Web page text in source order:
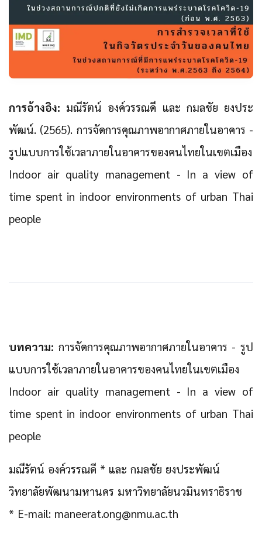
การอ้างอิง: มณีรัตน์ องค์วรรณดี และ กมลชัย ยงประ
พัฒน์. (2565). การจัดการคุณภาพอากาศภายในอาคาร -
รูปแบบการใช้เวลาภายในอาคารของคนไทยในเขตเมือง
Indoor air quality management - In a view of
time spent in indoor environments of urban Thai
people
บทความ: การจัดการคุณภาพอากาศภายในอาคาร - รูป
แบบการใช้เวลาภายในอาคารของคนไทยในเขตเมือง
Indoor air quality management - In a view of
time spent in indoor environments of urban Thai
people
มณีรัตน์ องค์วรรณดี * และ กมลชัย ยงประพัฒน์
วิทยาลัยพัฒนามหานคร มหาวิทยาลัยนวมินทราธิราช
* E-mail: maneerat.ong@nmu.ac.th